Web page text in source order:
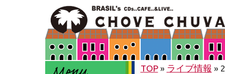
TOP» ライブ情報 »